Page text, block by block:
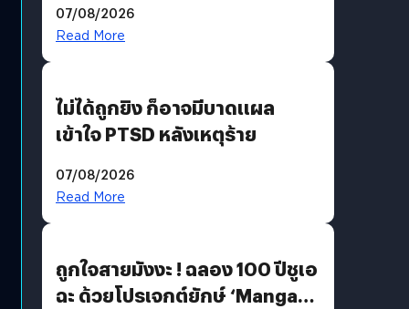
07/08/2026
Read More
ไม่ได้ถูกยิง ก็อาจมีบาดแผล
เข้าใจ PTSD หลังเหตุร้าย
07/08/2026
Read More
ถูกใจสายมังงะ ! ฉลอง 100 ปีชูเอ
ฉะ ด้วยโปรเจกต์ยักษ์ ‘Manga